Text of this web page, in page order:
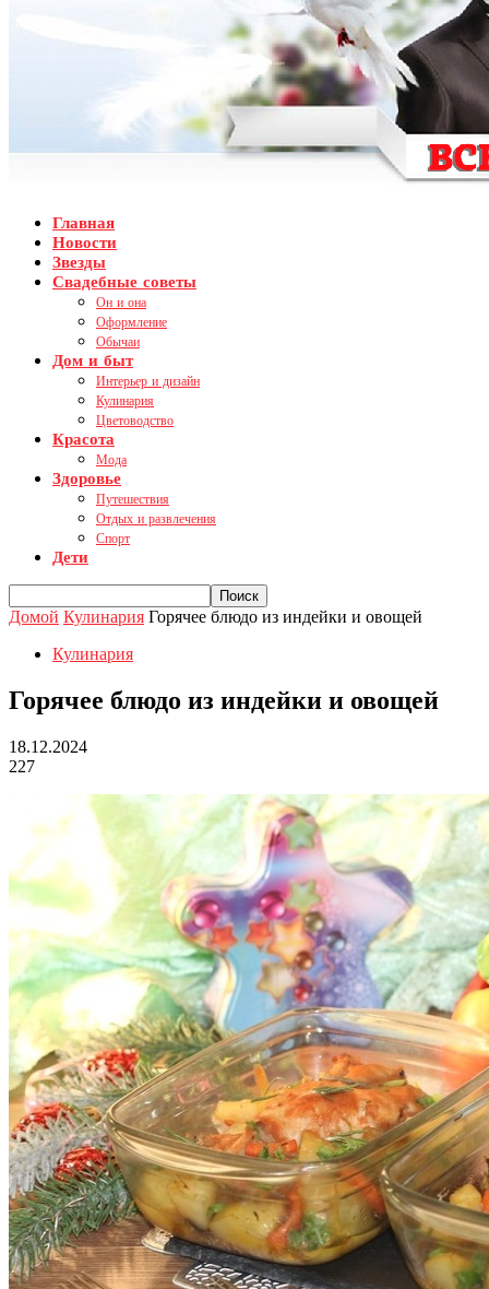
Главная
Новости
Звезды
Свадебные советы
Он и она
Оформление
Обычаи
Дом и быт
Интерьер и дизайн
Кулинария
Цветоводство
Красота
Мода
Здоровье
Путешествия
Отдых и развлечения
Спорт
Дети
Домой Кулинария Горячее блюдо из индейки и овощей
Кулинария
Горячее блюдо из индейки и овощей
18.12.2024
227